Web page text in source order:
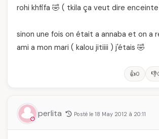
rohi khfifa 🤣 ( tkila ça veut dire
sinon une fois on était a annaba et on a
ami a mon mari ( kalou jitiiii ) j'étais 🤣
👍0 👎
perlita Posté le 18 May 2012 à 20:11